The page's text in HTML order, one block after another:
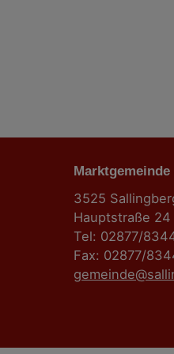
3525
Hauptstraße 24
Tel: 02877/
Fax: 02877/